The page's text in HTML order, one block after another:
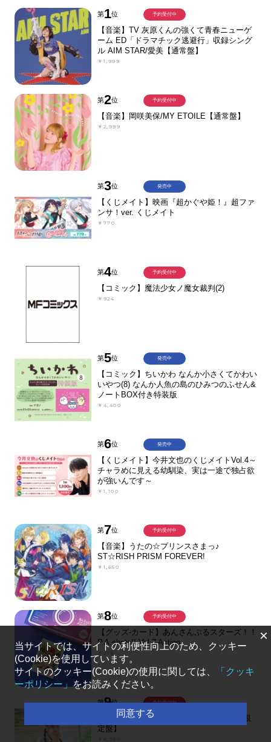
第1位
【音楽】TV 灰原くんの強くて青春ニューゲ
ーム ED「ドラマチック逃避行」収録シング
ル AIM STAR/愛美【通常盤】
￥1,999
予約受付中
第2位
【音楽】岡咲美保/MY ETOILE【通常盤】
￥2,999
予約受付中
第3位
【くじメイト】映画『超かぐや姫！』超ファ
ンサ！ver. くじメイト
￥770
発売中
第4位
【コミック】魔法少女ノ魔女裁判(2)
￥924
予約受付中
第5位
【コミック】ちいかわ なんか小さくてかわい
いやつ(8) なんか人魚の島のひみつのふせん&
ノートBOX付き特装版
￥4,400
発売中
第6位
【くじメイト】今井文也のくじメイトVol.4～
チャラめに見える幼馴染、実は一途で独占欲
が強いんです～
￥1,100
発売中
第7位
【音楽】うたの☆プリンスさまっ♪
ST☆RISH PRISM FOREVER!
￥1,650
予約受付中
第8位
【グッズ-カード】あんさんぶるスターズ！！
P.A.shots!! Vol.7 Action
予約受付中
第9位
【音楽】伊藤美来/5th Album『39rpm』【限
定盤】
予約受付中
×
当サイトでは、サイトの利便性向上のため、クッキー
(Cookie)を使用しています。
サイトのクッキー(Cookie)の使用に関しては、
「クッキ
ーポリシー」をお読みください。
同意する